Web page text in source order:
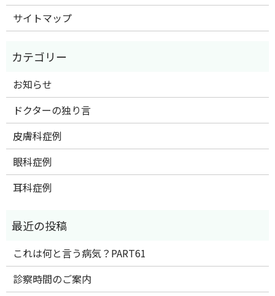
サイトマップ
お知らせ
ドクターの独り言
皮膚科症例
眼科症例
耳科症例
これは何と言う病気？PART61
診察時間のご案内